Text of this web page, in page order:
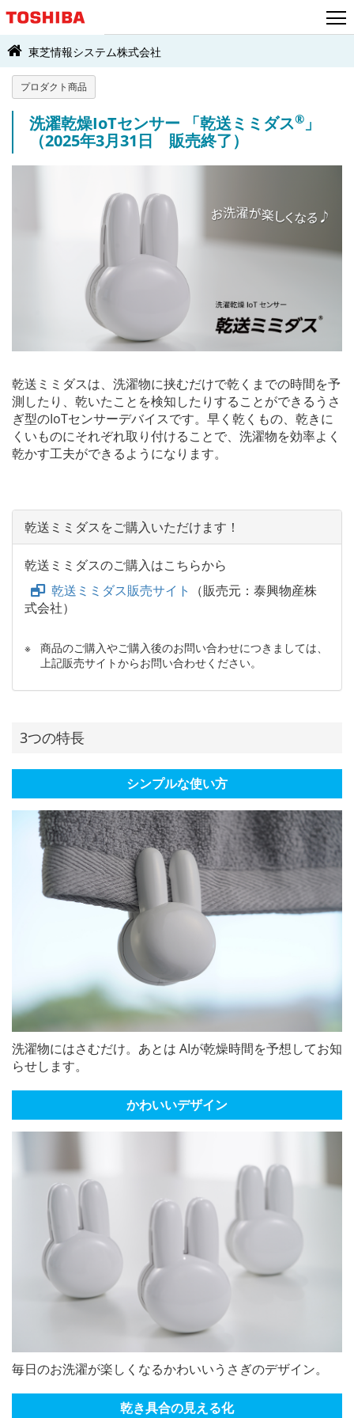
東芝情報システム株式会社
プロダクト商品
洗濯乾燥IoTセンサー 「乾送ミミダス® 」
（2025年3月31日 販売終了）
乾送ミミダスは、洗濯物に挟むだけで乾くまでの時間を予
測したり、乾いたことを検知したりすることができるうさ
ぎ型のIoTセンサーデバイスです。早く乾くもの、乾きに
くいものにそれぞれ取り付けることで、洗濯物を効率よく
乾かす工夫ができるようになります。
乾送ミミダスをご購入いただけます！
乾送ミミダスのご購入はこちらから
乾送ミミダス販売サイト
（販売元：泰興物産株
式会社）
※
商品のご購入やご購入後のお問い合わせにつきましては、
上記販売サイトからお問い合わせください。
3つの特長
シンプルな使い方
洗濯物にはさむだけ。あとは AIが乾燥時間を予想してお知
らせします。
かわいいデザイン
毎日のお洗濯が楽しくなるかわいいうさぎのデザイン。
乾き具合の見える化